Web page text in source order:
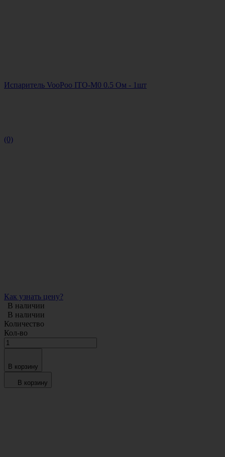
Испаритель VooPoo ITO-M0 0.5 Ом - 1шт
(0)
Как узнать цену?
В наличии
В наличии
Количество
Кол-во
В корзину
В корзину